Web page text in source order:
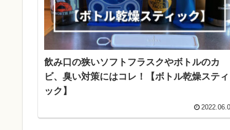
飲み口の狭いソフトフラスクやボトルのカ
ビ、臭い対策にはコレ！【ボトル乾燥スティ
ック】